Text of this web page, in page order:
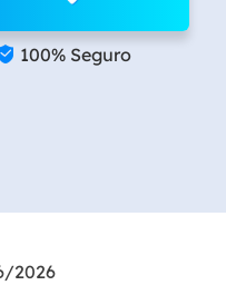
100% Seguro
2026